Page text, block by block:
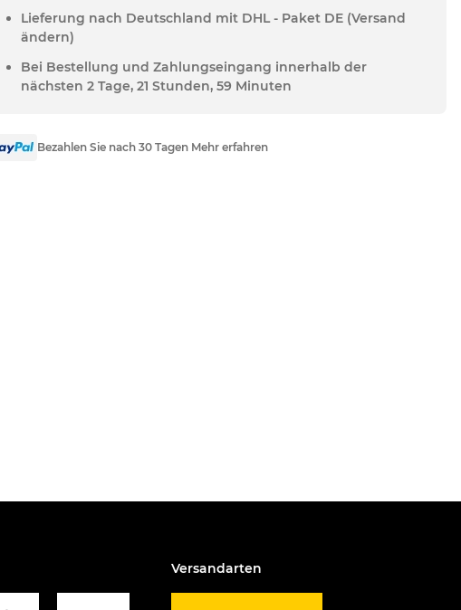
Lieferung nach Deutschland mit DHL - Paket DE (Versand
ändern)
Bei Bestellung und Zahlungseingang innerhalb der
nächsten 2 Tage, 21 Stunden, 59 Minuten
Bezahlen Sie nach 30 Tagen Mehr erfahren
Versandarten